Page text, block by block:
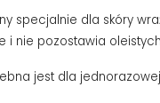
specjalnie dla skóry
i nie pozostawia
jest dla